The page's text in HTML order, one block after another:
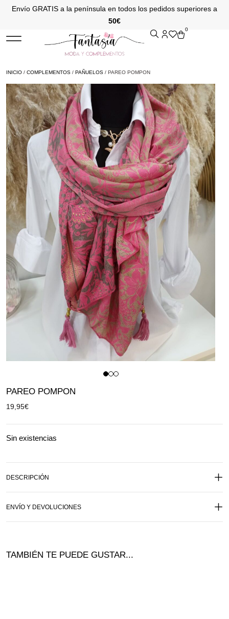
Envío GRATIS a la península en todos los pedidos superiores a
50€
0
INICIO / COMPLEMENTOS / PAÑUELOS / PAREO POMPON
PAREO POMPON
19,95€
Sin existencias
DESCRIPCIÓN
ENVÍO Y DEVOLUCIONES
TAMBIÉN TE PUEDE GUSTAR...